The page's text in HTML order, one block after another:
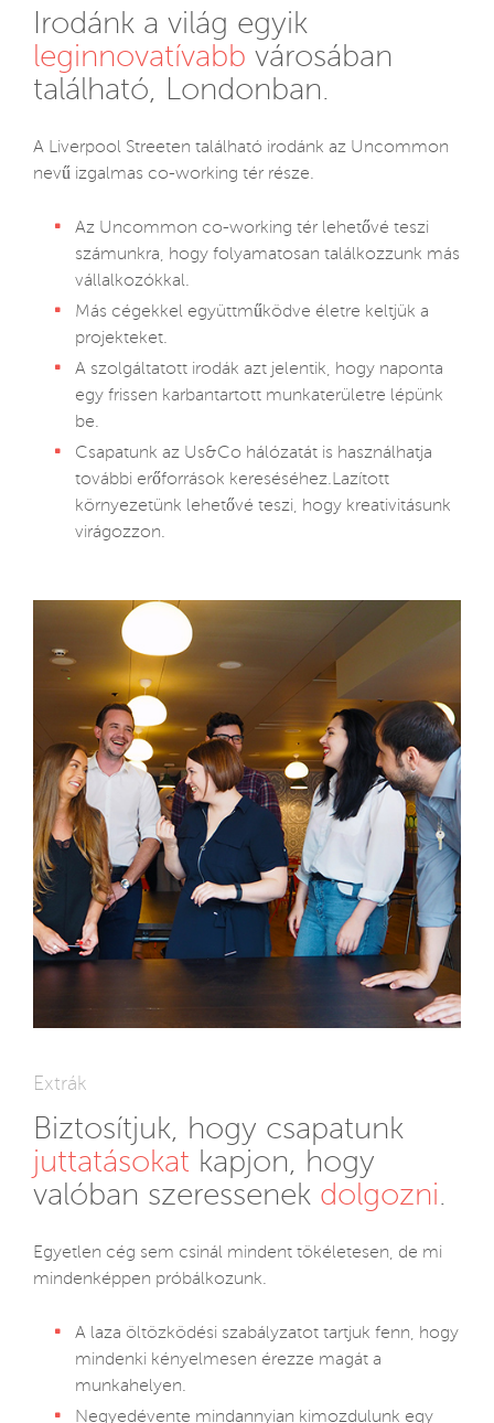
Irodánk a világ egyik
leginnovatívabb városában
található, Londonban.
A Liverpool Streeten található irodánk az Uncommon
nevű izgalmas co-working tér része.
Az Uncommon co-working tér lehetővé teszi
számunkra, hogy folyamatosan találkozzunk más
vállalkozókkal.
Más cégekkel együttműködve életre keltjük a
projekteket.
A szolgáltatott irodák azt jelentik, hogy naponta
egy frissen karbantartott munkaterületre lépünk
be.
Csapatunk az Us&Co hálózatát is használhatja
további erőforrások kereséséhez.Lazított
környezetünk lehetővé teszi, hogy kreativitásunk
virágozzon.
Extrák
Biztosítjuk, hogy csapatunk
juttatásokat kapjon, hogy
valóban szeressenek dolgozni.
Egyetlen cég sem csinál mindent tökéletesen, de mi
mindenképpen próbálkozunk.
A laza öltözködési szabályzatot tartjuk fenn, hogy
mindenki kényelmesen érezze magát a
munkahelyen.
Negyedévente mindannyian kimozdulunk egy